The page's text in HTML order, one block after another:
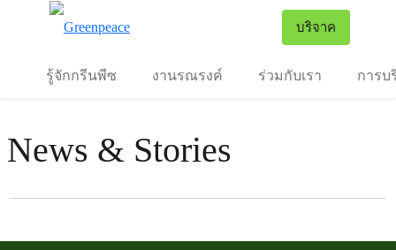
บริจาค
รู้จักกรีนพีซ งานรณรงค์ ร่วมกับเรา การบ
News & Stories
Filter posts